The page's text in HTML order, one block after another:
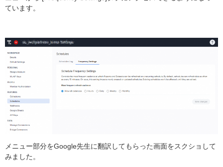
ています。
メニュー部分をGoogle先生に翻訳してもらった画面をスクショして
みました。